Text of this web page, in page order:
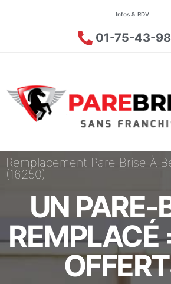
Infos & RDV
01-75-43-
Remplacement Pare Brise À
(16250)
UN PARE-
REMPLACÉ